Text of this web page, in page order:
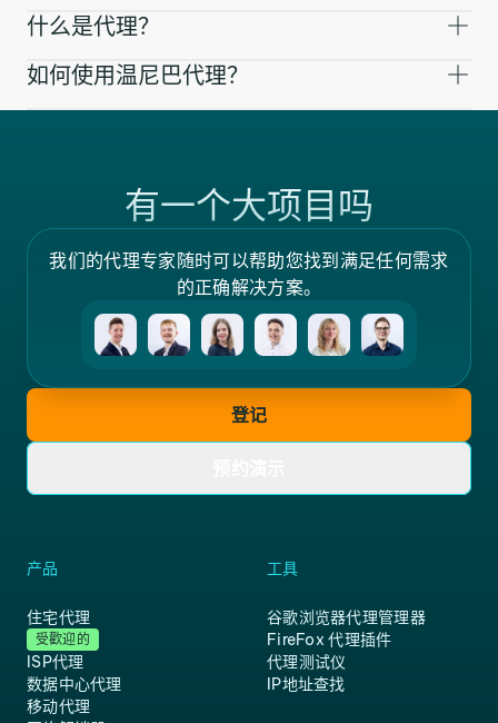
什么是代理？
如何使用温尼巴代理？
有一个大项目吗
我们的代理专家随时可以帮助您找到满足任何需求
的正确解决方案。
登记
产品
住宅代理
受歡迎的
ISP代理
数据中心代理
移动代理
工具
谷歌浏览器代理管理器
FireFox 代理插件
代理测试仪
IP地址查找